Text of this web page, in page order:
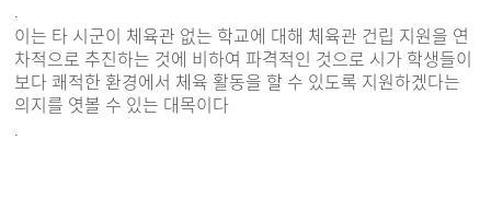
이는 타 시군이 체육관 없는 학교에 대해 체육관 건립 지원을 연
차적으로 추진하는 것에 비하여 파격적인 것으로 시가 학생들이
보다 쾌적한 환경에서 체육 활동을 할 수 있도록 지원하겠다는
의지를 엿볼 수 있는 대목이다